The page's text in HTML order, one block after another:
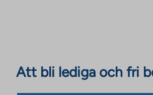
Att bli lediga och fri